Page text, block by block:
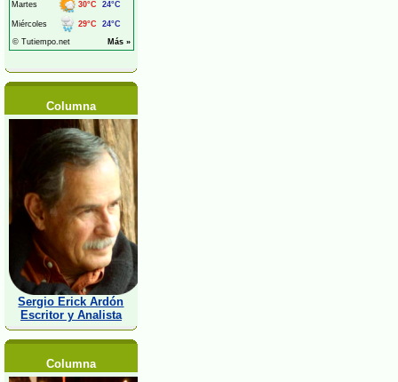
Columna
Sergio Erick Ardón
Escritor y Analista
Columna